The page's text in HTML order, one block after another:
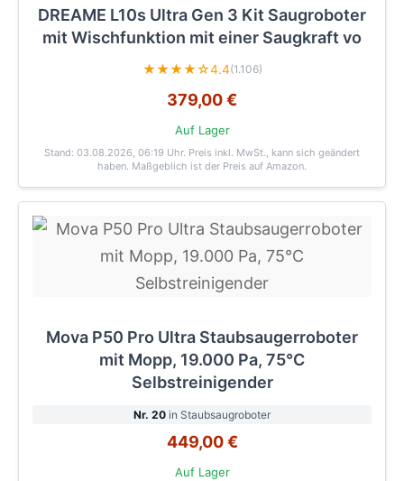
DREAME L10s Ultra Gen 3 Kit Saugroboter
mit Wischfunktion mit einer Saugkraft vo
★★★★☆4.4(1.106)
379,00 €
Auf Lager
Stand: 03.08.2026, 06:19 Uhr. Preis inkl. MwSt., kann sich geändert
haben. Maßgeblich ist der Preis auf Amazon.
Mova P50 Pro Ultra Staubsaugerroboter
mit Mopp, 19.000 Pa, 75℃
Selbstreinigender
Nr. 20 in Staubsaugroboter
449,00 €
Auf Lager